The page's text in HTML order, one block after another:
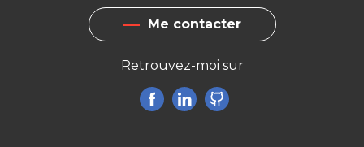
Me contacter
Retrouvez-moi sur